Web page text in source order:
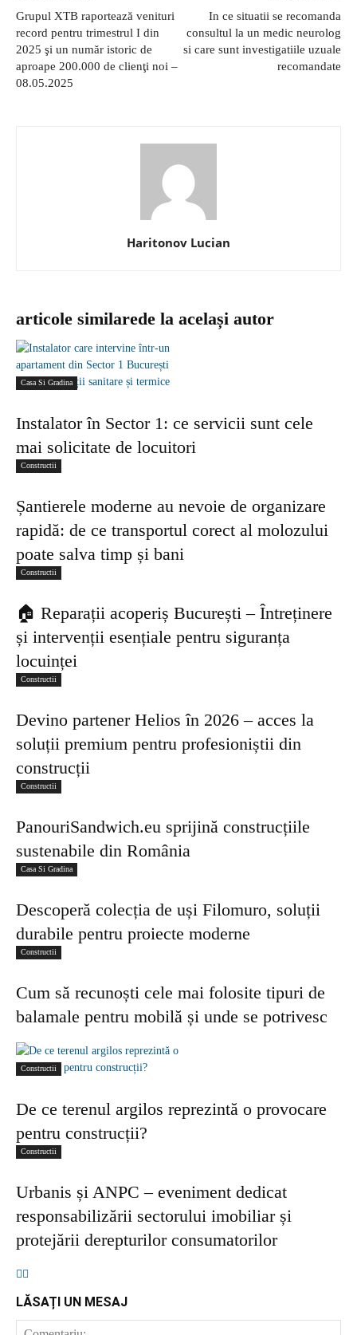
Grupul XTB raportează venituri
record pentru trimestrul I din
2025 şi un număr istoric de
aproape 200.000 de clienţi noi –
08.05.2025
In ce situatii se recomanda
consultul la un medic neurolog
si care sunt investigatiile uzuale
recomandate
Haritonov Lucian
articole similarede la același autor
Casa Si Gradina
Instalator în Sector 1: ce servicii sunt cele
mai solicitate de locuitori
Constructii
Șantierele moderne au nevoie de organizare
rapidă: de ce transportul corect al molozului
poate salva timp și bani
Constructii
🏠 Reparații acoperiș București – Întreținere
și intervenții esențiale pentru siguranța
locuinței
Constructii
Devino partener Helios în 2026 – acces la
soluții premium pentru profesioniștii din
construcții
Constructii
PanouriSandwich.eu sprijină construcțiile
sustenabile din România
Casa Si Gradina
Descoperă colecția de uși Filomuro, soluții
durabile pentru proiecte moderne
Constructii
Cum să recunoști cele mai folosite tipuri de
balamale pentru mobilă și unde se potrivesc
Constructii
De ce terenul argilos reprezintă o provocare
pentru construcții?
Constructii
Urbanis și ANPC – eveniment dedicat
responsabilizării sectorului imobiliar și
protejării derepturilor consumatorilor
LĂSAȚI UN MESAJ